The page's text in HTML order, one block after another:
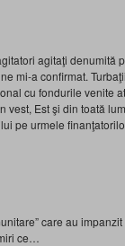
agitaţi denumită
mi-a confirmat.
cu fondurile venite
Est şi din toată
pe urmele
care au
ce…